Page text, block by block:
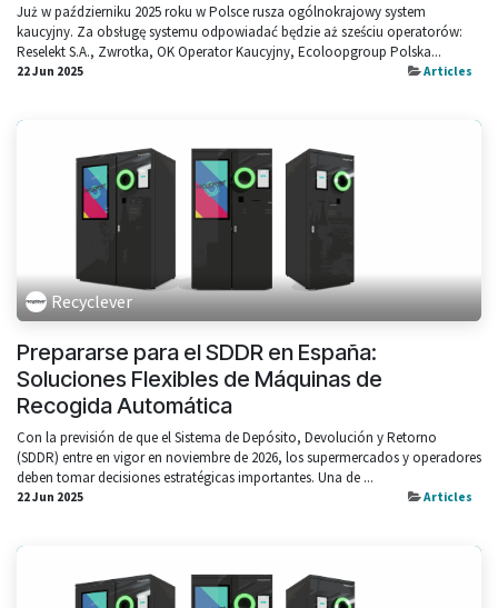
Już w październiku 2025 roku w Polsce rusza ogólnokrajowy system
kaucyjny. Za obsługę systemu odpowiadać będzie aż sześciu operatorów:
Reselekt S.A., Zwrotka, OK Operator Kaucyjny, Ecoloopgroup Polska...
22 Jun 2025 Articles
Recyclever
Prepararse para el SDDR en España:
Soluciones Flexibles de Máquinas de
Recogida Automática
Con la previsión de que el Sistema de Depósito, Devolución y Retorno
(SDDR) entre en vigor en noviembre de 2026, los supermercados y operadores
deben tomar decisiones estratégicas importantes. Una de ...
22 Jun 2025 Articles